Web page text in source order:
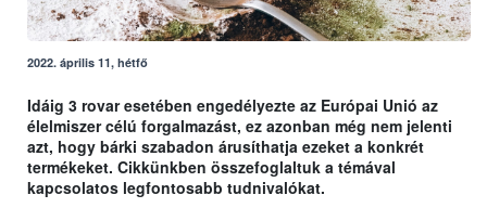
2022. április 11, hétfő
Idáig 3 rovar esetében engedélyezte az Európai Unió az
élelmiszer célú forgalmazást, ez azonban még nem jelenti
azt, hogy bárki szabadon árusíthatja ezeket a konkrét
termékeket. Cikkünkben összefoglaltuk a témával
kapcsolatos legfontosabb tudnivalókat.